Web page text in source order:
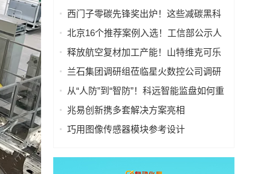
池制造的优势揭秘 | 支持Modbus、
EtherCAT、Ethernet/IP、BACnet/IP等多
种协议
西门子零碳先锋奖出炉！这些减碳黑科
技太能打！
北京16个推荐案例入选！工信部公示人
工智能应用典型案例
释放航空复材加工产能！山特维克可乐
满锯齿刃铣刀从源头解决四大铣削工艺
兰石集团调研组莅临星火数控公司调研
指导数智化转型工作
从“人防”到“智防”！科远智能监盘如何重
塑火电运行新范式
兆易创新携多套解决方案亮相
CIIF2025，助力人形机器人落地
巧用图像传感器模块参考设计
造的全流程